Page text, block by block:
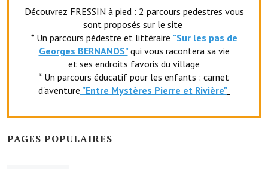
Liste et coordonnées des associations
TOURISME, PATRIMOINE
Fressin, ville d'histoire
Le château
Découvrez FRESSIN à pied : 2 parcours pedestres vous
sont proposés sur le site
* Un parcours pédestre et littéraire "Sur les pas de
Georges BERNANOS" qui vous racontera sa vie
et ses endroits favoris du village
* Un parcours éducatif pour les enfants : carnet
d'aventure "Entre Mystères Pierre et Rivière"
PAGES POPULAIRES